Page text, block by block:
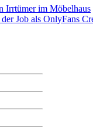
Irrtümer im Möbelhaus
Job als OnlyFans